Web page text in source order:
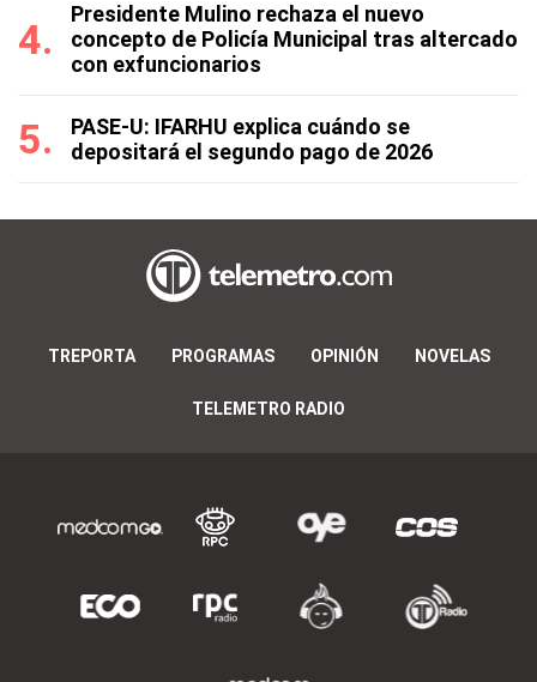
Presidente Mulino rechaza el nuevo
concepto de Policía Municipal tras altercado
con exfuncionarios
PASE-U: IFARHU explica cuándo se
depositará el segundo pago de 2026
TREPORTA PROGRAMAS OPINIÓN NOVELAS
TELEMETRO RADIO